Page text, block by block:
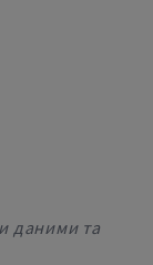
даними та